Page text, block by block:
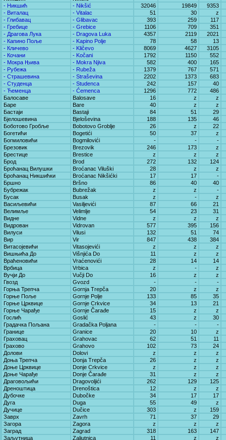
- Никшић
- Nikšić 32046 19849
9353
- Виталац
- Vitalac 51 30
z
- Глибавац
- Glibavac 393 259
117
- Гребице
- Grebice 1106 709
351
- Драгова Лука
- Dragova Luka 4357 2119
2021
- Капино Поље
- Kapino Polje 78 58
13
- Кличево
- Kličevo 8069 4627
3105
- Кочани
- Kočani 1792 1150
552
- Мокра Њива
- Mokra Njiva 582 400
165
- Рубежа
- Rubeža 1379 767
571
- Страшевина
- Straševina 2202 1373
683
- Студенца
- Studenca 242 157
40
- Ћеменца
- Ćemenca 1296 772
486
Балосаве
Balosave 16 z
z
Баре
Bare 40 z
z
Бастаји
Bastaji 84 51
29
Бјелошевина
Bjeloševina 188 135
46
Боботово Гробље
Bobotovo Groblje 26 z
22
Богетићи
Bogetići 50 37
z
Богмиловићи
Bogmilovići - -
-
Брезовик
Brezovik 246 173
z
Брестице
Brestice z z
z
Брод
Brod 272 132
124
Броћанац Вилушки
Broćanac Viluški 28 z
z
Броћанац Никшићки
Broćanac Nikšićki 17 17
-
Бршно
Bršno 86 40
40
Бубрежак
Bubrežak z z
-
Бусак
Busak z -
z
Васиљевићи
Vasiljevići 87 66
21
Велимље
Velimlje 54 23
31
Видне
Vidne z z
z
Видрован
Vidrovan 577 395
156
Вилуси
Vilusi 132 51
74
Вир
Vir 847 438
384
Витасојевићи
Vitasojevići z z
z
Вишњића До
Višnjića Do 11 z
z
Враћеновићи
Vraćenovići 28 14
14
Врбица
Vrbica z -
z
Вучји До
Vučji Do 16 z
z
Гвозд
Gvozd - -
-
Горња Трепча
Gornja Trepča 20 z
z
Горње Поље
Gornje Polje 133 85
35
Горње Црквице
Gornje Crkvice 34 13
21
Горње Чарађе
Gornje Čarađe 15 z
z
Гослић
Goslić 43 z
30
Градачка Пољана
Gradačka Poljana - -
-
Границе
Granice 20 10
z
Граховац
Grahovac 62 51
11
Грахово
Grahovo 102 73
24
Долови
Dolovi z z
z
Доња Трепча
Donja Trepča 26 z
z
Доње Црквице
Donje Crkvice z z
z
Доње Чарађе
Donje Čarađe 31 z
z
Драговољићи
Dragovoljići 262 129
125
Дреноштица
Drenoštica 12 z
z
Дубочке
Dubočke 34 17
17
Дуга
Duga 55 49
z
Дучице
Dučice 303 z
159
Заврх
Zavrh 71 37
29
Загора
Zagora z z
z
Заград
Zagrad 318 163
147
Заљутница
Zaljutnica 11 z z